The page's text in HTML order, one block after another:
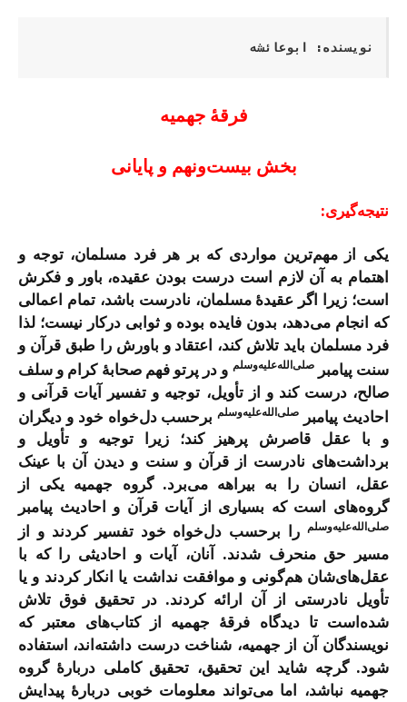
نویسنده: ابوعائشه
فرقۀ جهمیه
بخش بیست‌ونهم و پایانی
نتیجه‌گیری:
یکی از مهم‌ترین مواردی که بر هر فرد مسلمان، توجه و
اهتمام به آن لازم است درست بودن عقیده، باور و فکرش
است؛ زیرا اگر عقیدۀ مسلمان، نادرست باشد، تمام اعمالی
که انجام می‌دهد، بدون فایده بوده و ثوابی درکار نیست؛ لذا
فرد مسلمان باید تلاش کند، اعتقاد و باورش را طبق قرآن و
سنت پیامبرصلی‌الله‌علیه‌وسلم و در پرتو فهم صحابۀ کرام و سلف
صالح، درست کند و از تأویل، توجیه و تفسیر آیات قرآنی و
احادیث پیامبر
صلی‌الله‌علیه‌و‌سلمبرحسب دل‌خواه خود و دیگران
و با عقل‌ قاصرش پرهیز کند؛ زیرا توجیه و تأویل و
برداشت‌های نادرست از قرآن و سنت و دیدن آن با عینک
عقل، انسان را به بیراهه می‌برد. گروه جهمیه یکی از
گروه‌های است که بسیاری از آیات قرآن و احادیث پیامبر
صلی‌الله‌علیه‌وسلم را برحسب دل‌خواه خود تفسیر کردند و از
مسیر حق منحرف شدند. آنان، آیات و احادیثی را که با
عقل‌های‌شان هم‌گونی و موافقت نداشت یا انکار کردند و یا
تأویل نادرستی از آن ارائه کردند. در تحقیق فوق تلاش
شده‌است تا دیدگاه فرقۀ جهمیه از کتاب‌های معتبر که
نویسندگان آن از جهمیه، شناخت درست داشته‌اند، استفاده
شود. گرچه شاید این تحقیق، تحقیق کاملی دربارۀ گروه
جهمیه نباشد، اما می‌تواند معلومات خوبی دربارۀ پیدایش